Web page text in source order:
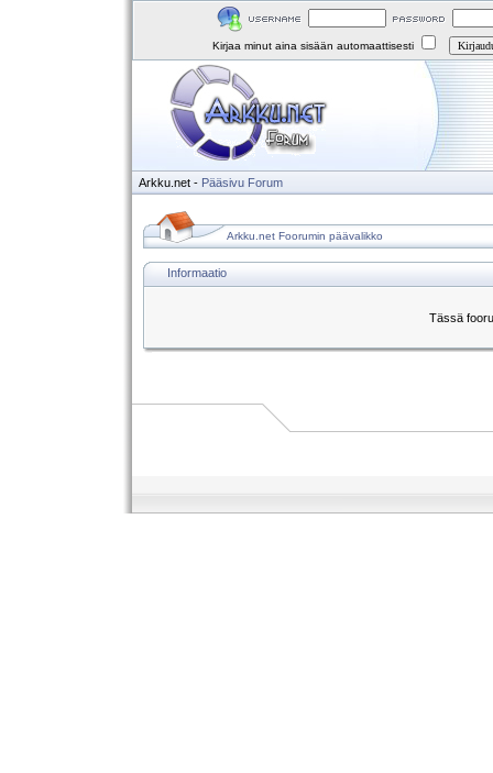
Kirjaa minut aina sisään automaattisesti
Arkku.net - Pääsivu Forum
Arkku.net Foorumin päävalikko
Informaatio
Tässä